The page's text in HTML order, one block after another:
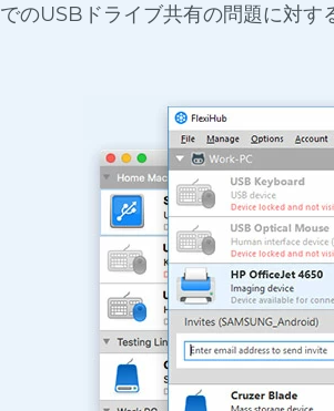
でのUSBドライブ共有の問題に対